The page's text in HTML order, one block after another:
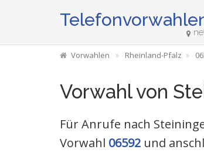
Vorwahlen Rheinland-Pfalz
Vorwahl von
Für Anrufe nach
Vorwahl 06592 und